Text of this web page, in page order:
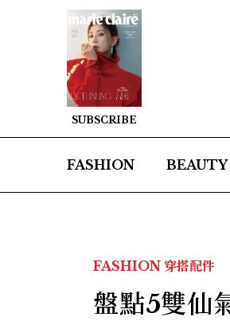
SUBSCRIBE
FASHION BEAUTY
FASHION 穿搭配件
盤點5雙仙